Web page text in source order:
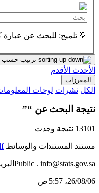
💡 تلميح: للبحث عن عبارة
ترتيب حسب
الأحدث الأقدم
المفرزات
الكل نشرات لوحات
نتيجة البحث عن “”
13101 نتيجة وجدت
مستند المستندات والوسائط
Public . info@stats.gov.saالبريد اإللكتروني: http://www.stats.gov.saالموقع اإللكتروني: المملكة العربية السعودية 11481الرياض 3735ص.ب الهيئة العامة لإلحصاء 2025ارتفاع...
06‏/08‏/26، 5:57 ص